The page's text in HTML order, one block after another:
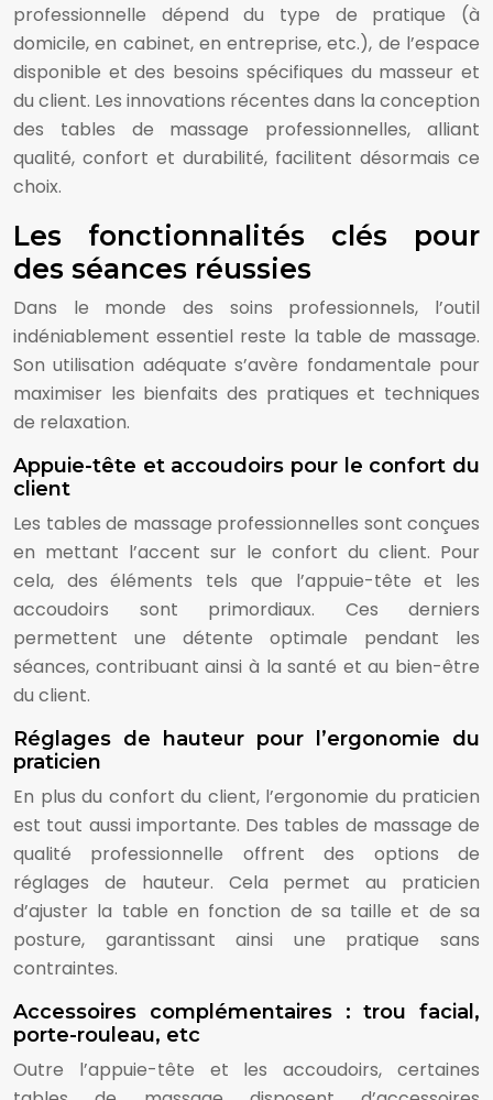
professionnelle dépend du type de pratique (à
domicile, en cabinet, en entreprise, etc.), de l’espace
disponible et des besoins spécifiques du masseur et
du client. Les innovations récentes dans la conception
des tables de massage professionnelles, alliant
qualité, confort et durabilité, facilitent désormais ce
choix.
Les fonctionnalités clés pour
des séances réussies
Dans le monde des soins professionnels, l’outil
indéniablement essentiel reste la table de massage.
Son utilisation adéquate s’avère fondamentale pour
maximiser les bienfaits des pratiques et techniques
de relaxation.
Appuie-tête et accoudoirs pour le confort du
client
Les tables de massage professionnelles sont conçues
en mettant l’accent sur le confort du client. Pour
cela, des éléments tels que l’appuie-tête et les
accoudoirs sont primordiaux. Ces derniers
permettent une détente optimale pendant les
séances, contribuant ainsi à la santé et au bien-être
du client.
Réglages de hauteur pour l’ergonomie du
praticien
En plus du confort du client, l’ergonomie du praticien
est tout aussi importante. Des tables de massage de
qualité professionnelle offrent des options de
réglages de hauteur. Cela permet au praticien
d’ajuster la table en fonction de sa taille et de sa
posture, garantissant ainsi une pratique sans
contraintes.
Accessoires complémentaires : trou facial,
porte-rouleau, etc
Outre l’appuie-tête et les accoudoirs, certaines